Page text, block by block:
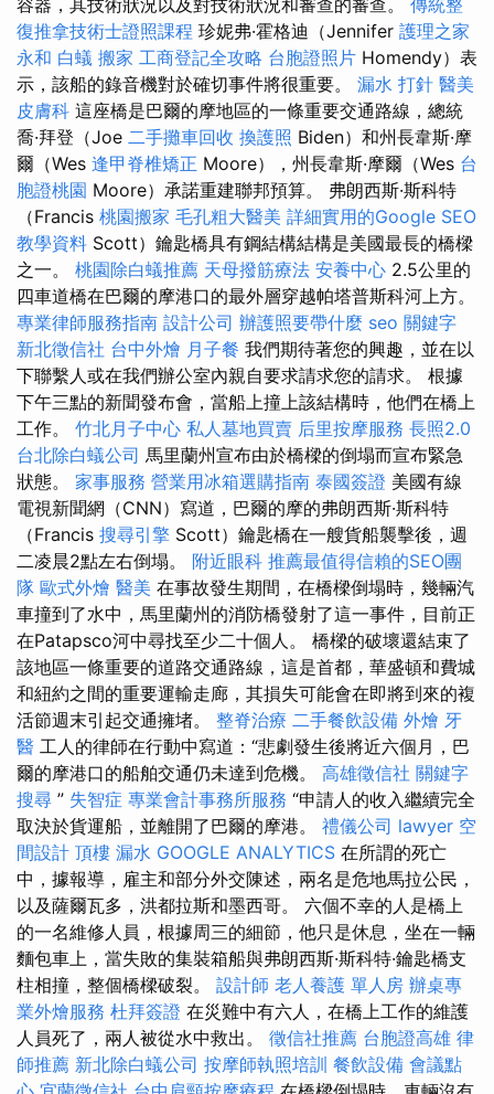
容器，其技術狀況以及對技術狀況和審查的審查。 傳統整
復推拿技術士證照課程 珍妮弗·霍格迪（Jennifer 護理之家
永和 白蟻 搬家 工商登記全攻略 台胞證照片 Homendy）表
示，該船的錄音機對於確切事件將很重要。 漏水 打針 醫美
皮膚科 這座橋是巴爾的摩地區的一條重要交通路線，總統
喬·拜登（Joe 二手攤車回收 換護照 Biden）和州長韋斯·摩
爾（Wes 逢甲脊椎矯正 Moore），州長韋斯·摩爾（Wes 台
胞證桃園 Moore）承諾重建聯邦預算。 弗朗西斯·斯科特
（Francis 桃園搬家 毛孔粗大醫美 詳細實用的Google SEO
教學資料 Scott）鑰匙橋具有鋼結構結構是美國最長的橋樑
之一。 桃園除白蟻推薦 天母撥筋療法 安養中心 2.5公里的
四車道橋在巴爾的摩港口的最外層穿越帕塔普斯科河上方。
專業律師服務指南 設計公司 辦護照要帶什麼 seo 關鍵字
新北徵信社 台中外燴 月子餐 我們期待著您的興趣，並在以
下聯繫人或在我們辦公室內親自要求請求您的請求。 根據
下午三點的新聞發布會，當船上撞上該結構時，他們在橋上
工作。 竹北月子中心 私人墓地買賣 后里按摩服務 長照2.0
台北除白蟻公司 馬里蘭州宣布由於橋樑的倒塌而宣布緊急
狀態。 家事服務 營業用冰箱選購指南 泰國簽證 美國有線
電視新聞網（CNN）寫道，巴爾的摩的弗朗西斯·斯科特
（Francis 搜尋引擎 Scott）鑰匙橋在一艘貨船襲擊後，週
二凌晨2點左右倒塌。 附近眼科 推薦最值得信賴的SEO團
隊 歐式外燴 醫美 在事故發生期間，在橋樑倒塌時，幾輛汽
車撞到了水中，馬里蘭州的消防橋發射了這一事件，目前正
在Patapsco河中尋找至少二十個人。 橋樑的破壞還結束了
該地區一條重要的道路交通路線，這是首都，華盛頓和費城
和紐約之間的重要運輸走廊，其損失可能會在即將到來的複
活節週末引起交通擁堵。 整脊治療 二手餐飲設備 外燴 牙
醫 工人的律師在行動中寫道：“悲劇發生後將近六個月，巴
爾的摩港口的船舶交通仍未達到危機。 高雄徵信社 關鍵字
搜尋 ” 失智症 專業會計事務所服務 “申請人的收入繼續完全
取決於貨運船，並離開了巴爾的摩港。 禮儀公司 lawyer 空
間設計 頂樓 漏水 GOOGLE ANALYTICS 在所謂的死亡
中，據報導，雇主和部分外交陳述，兩名是危地馬拉公民，
以及薩爾瓦多，洪都拉斯和墨西哥。 六個不幸的人是橋上
的一名維修人員，根據周三的細節，他只是休息，坐在一輛
麵包車上，當失敗的集裝箱船與弗朗西斯·斯科特·鑰匙橋支
柱相撞，整個橋樑破裂。 設計師 老人養護 單人房 辦桌專
業外燴服務 杜拜簽證 在災難中有六人，在橋上工作的維護
人員死了，兩人被從水中救出。 徵信社推薦 台胞證高雄 律
師推薦 新北除白蟻公司 按摩師執照培訓 餐飲設備 會議點